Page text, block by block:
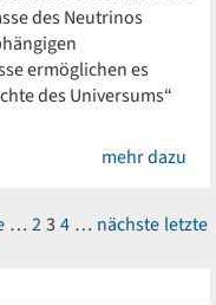
des Neutrinos
ermöglichen es
des Universums“
mehr dazu
… 23 4 … nächste letzte